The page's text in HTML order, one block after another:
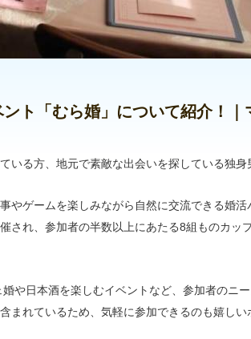
ト「むら婚」について紹介！｜
いる方、地元で素敵な出会いを探している独身
やゲームを楽しみながら自然に交流できる婚活
され、参加者の半数以上にあたる8組ものカッ
や日本酒を楽しむイベントなど、参加者のニ
まれているため、気軽に参加できるのも嬉しい